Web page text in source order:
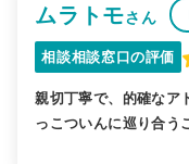
ムラトモさん
相談相談窓口の評価
親切丁寧で、的確なア
っこついんに巡り合う